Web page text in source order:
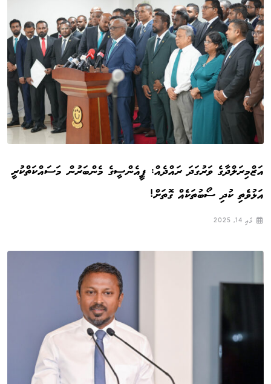
އަޒްމިރަލްދާގެ ވަރުގަދަ ރައްދެއް: ޕީއެންސީގެ މެންބަރުން މަސައްކަތްކުރީ
އަޅުވެތި ކުދި ސޯބުތަކެއް ގޮތަށް!
މެއި 14, 2025